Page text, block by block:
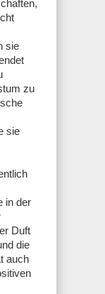
sie
zu
sie
in der
Duft
die
auch